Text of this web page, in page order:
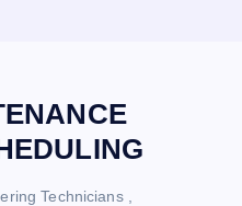
Technicians,